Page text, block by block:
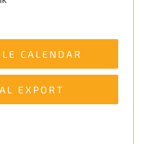
CALENDAR
EXPORT